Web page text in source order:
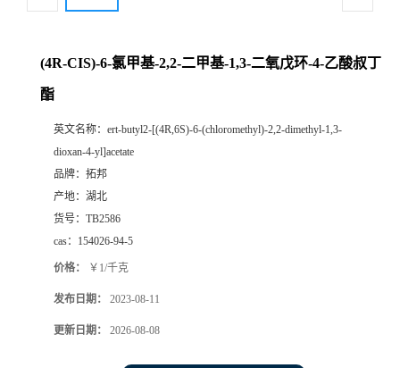
(4R-CIS)-6-氯甲基-2,2-二甲基-1,3-二氧戊环-4-乙酸叔丁
酯
英文名称： ert-butyl2-[(4R,6S)-6-(chloromethyl)-2,2-dimethyl-1,3-
dioxan-4-yl]acetate
品牌： 拓邦
产地： 湖北
货号： TB2586
cas： 154026-94-5
价格： ￥1/千克
发布日期： 2023-08-11
更新日期： 2026-08-08